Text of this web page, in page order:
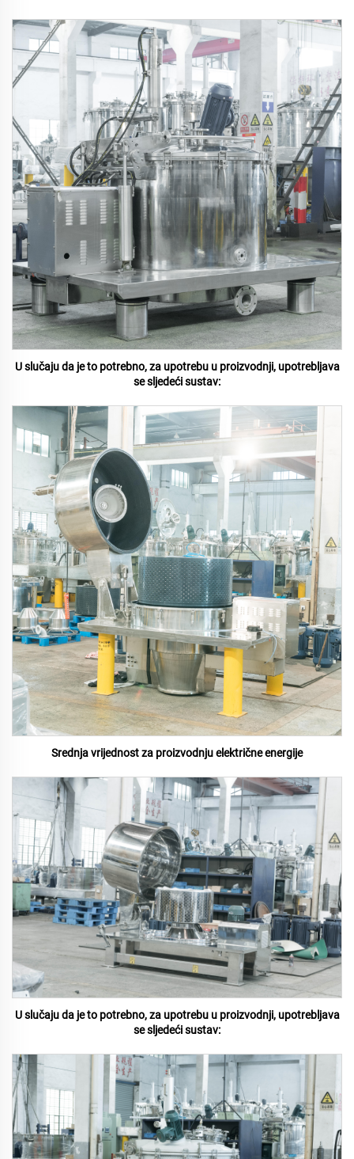
U slučaju da je to potrebno, za upotrebu u proizvodnji, upotrebljava
se sljedeći sustav:
Srednja vrijednost za proizvodnju električne energije
U slučaju da je to potrebno, za upotrebu u proizvodnji, upotrebljava
se sljedeći sustav: